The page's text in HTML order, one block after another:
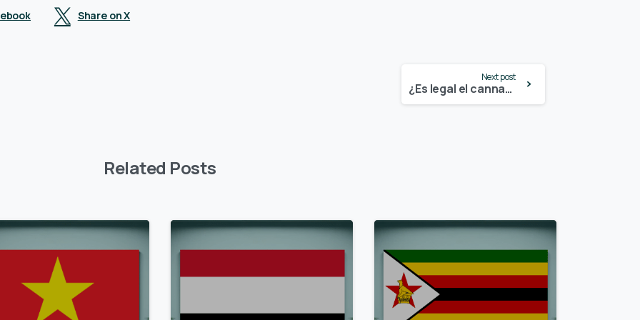
Share on X
Next post
¿Es legal el cannabis en Iowa? – Actualización 2024
Related Posts